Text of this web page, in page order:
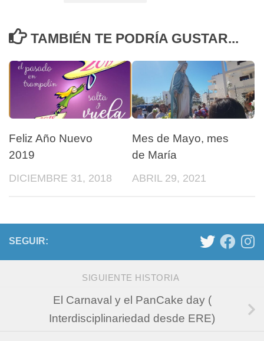
TAMBIÉN TE PODRÍA GUSTAR...
Feliz Año Nuevo
2019
DICIEMBRE 31, 2018
Mes de Mayo, mes
de María
ABRIL 29, 2021
SEGUIR:
SIGUIENTE HISTORIA
El Carnaval y el PanCake day (
Interdisciplinariedad desde ERE)